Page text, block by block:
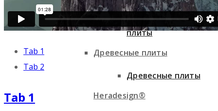
Минеральные плиты
Древесные плиты
Heradesign®
плиты
Древесные плиты
Tab 1
Tab 2
Tab 1